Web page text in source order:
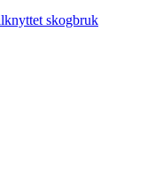
skogbruk